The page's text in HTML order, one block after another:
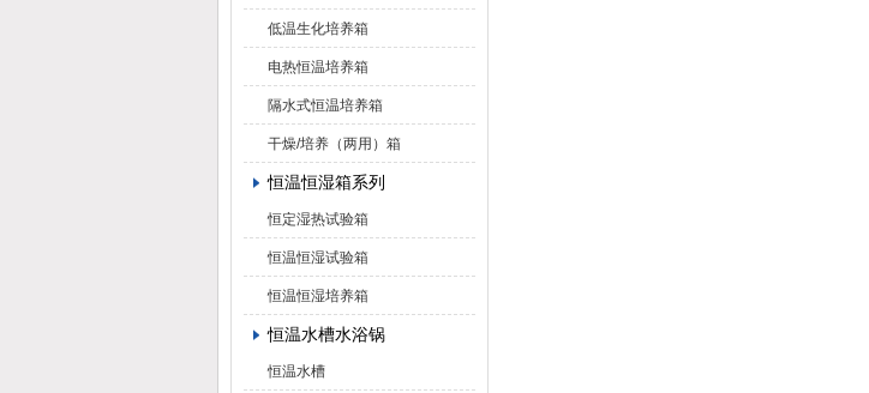
低温生化培养箱
电热恒温培养箱
隔水式恒温培养箱
干燥/培养（两用）箱
恒温恒湿箱系列
恒定湿热试验箱
恒温恒湿试验箱
恒温恒湿培养箱
恒温水槽水浴锅
恒温水槽